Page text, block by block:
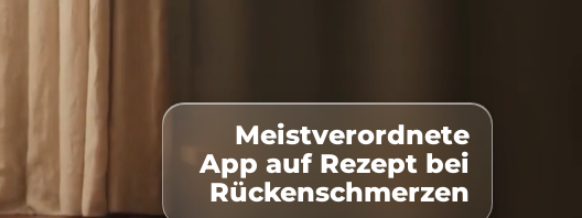
Meistverordnete
App auf Rezept bei
Rückenschmerzen
100% Kostenübernahme Zeitlich flexibel